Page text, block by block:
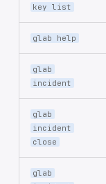
key list
glab help
glab
incident
glab
incident
close
glab